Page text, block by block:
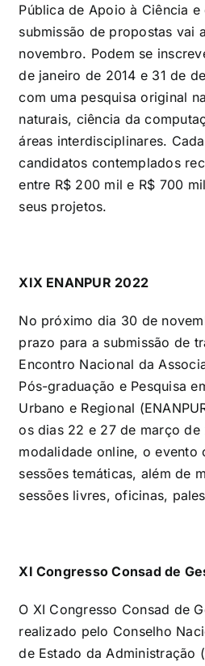
Pública de Apoio à Ciência
submissão de propostas vai
novembro. Podem se
de janeiro de 2014 e 31 de
com uma pesquisa original
naturais, ciência da
áreas interdisciplinares.
candidatos contemplados
entre R$ 200 mil e R$ 700
seus projetos.
XIX ENANPUR 2022
No próximo dia 30 de
prazo para a submissão de
Encontro Nacional da
Pós-graduação e Pesquisa
Urbano e Regional
os dias 22 e 27 de março de
modalidade online, o evento
sessões temáticas, além de
sessões livres, oficinas,
XI Congresso Consad de
O XI Congresso Consad de
realizado pelo Conselho
de Estado da Administração